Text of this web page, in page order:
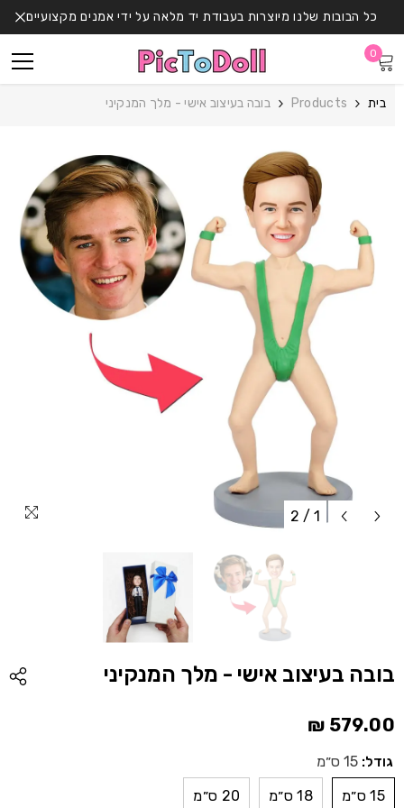
דלג לתוכן
כל הבובות שלנו מיוצרות בעבודת יד מלאה על ידי אמנים מקצועיים
0
0
בית Products בובה בעיצוב אישי - מלך המנקיני
1
/
2
בובה בעיצוב אישי - מלך המנקיני
579.00 ₪
גודל: 15 ס״מ
15 ס״מ
18 ס״מ 20 ס״מ